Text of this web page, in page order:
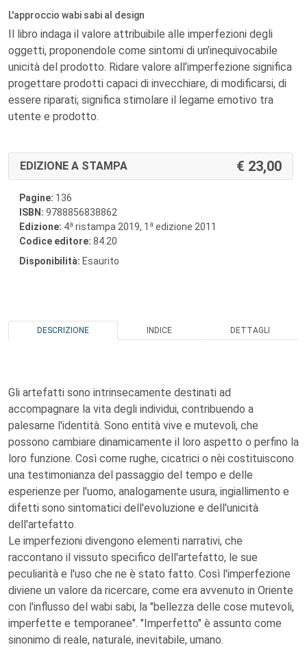
L'approccio wabi sabi al design
Il libro indaga il valore attribuibile alle imperfezioni degli
oggetti, proponendole come sintomi di un’inequivocabile
unicità del prodotto. Ridare valore all’imperfezione significa
progettare prodotti capaci di invecchiare, di modificarsi, di
essere riparati; significa stimolare il legame emotivo tra
utente e prodotto.
EDIZIONE A STAMPA 23,00
Pagine: 136
ISBN: 9788856838862
Edizione: 4a ristampa 2019, 1 a edizione 2011
Codice editore: 84.20
Disponibilità: Esaurito
DESCRIZIONE INDICE DETTAGLI
Gli artefatti sono intrinsecamente destinati ad
accompagnare la vita degli individui, contribuendo a
palesarne l'identità. Sono entità vive e mutevoli, che
possono cambiare dinamicamente il loro aspetto o perfino la
loro funzione. Così come rughe, cicatrici o nèi costituiscono
una testimonianza del passaggio del tempo e delle
esperienze per l'uomo, analogamente usura, ingiallimento e
difetti sono sintomatici dell'evoluzione e dell'unicità
dell'artefatto.
Le imperfezioni divengono elementi narrativi, che
raccontano il vissuto specifico dell'artefatto, le sue
peculiarità e l'uso che ne è stato fatto. Così l'imperfezione
diviene un valore da ricercare, come era avvenuto in Oriente
con l'influsso del wabi sabi, la "bellezza delle cose mutevoli,
imperfette e temporanee". "Imperfetto" è assunto come
sinonimo di reale, naturale, inevitabile, umano.